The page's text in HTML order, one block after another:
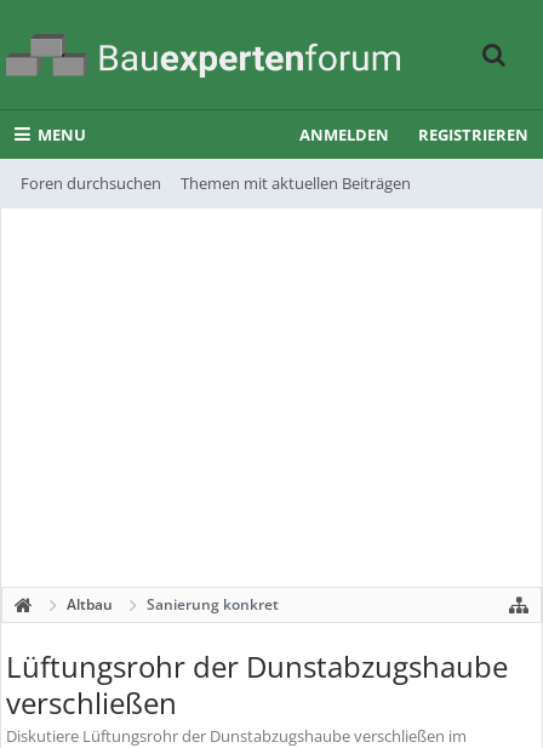
MENU
Foren durchsuchen Themen mit aktuellen Beiträgen
ANMELDEN REGISTRIEREN
Altbau Sanierung konkret
Lüftungsrohr der Dunstabzugshaube
verschließen
Diskutiere Lüftungsrohr der Dunstabzugshaube verschließen im